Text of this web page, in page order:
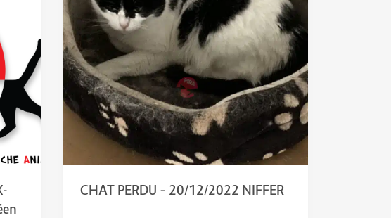
CHAT PERDU – 20/12/2022 NIFFER